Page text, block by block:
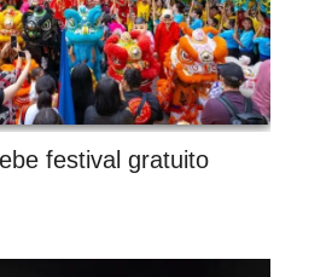
festival gratuito